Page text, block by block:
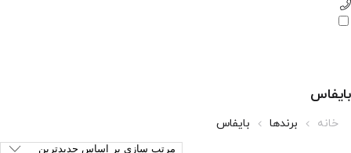
بایفاس
خانه برندها بایفاس